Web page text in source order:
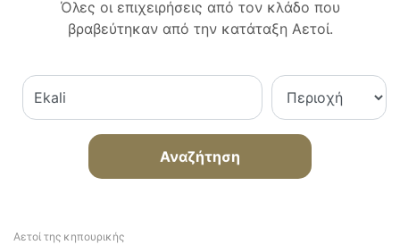
Όλες οι επιχειρήσεις από τον κλάδο που
βραβεύτηκαν από την κατάταξη Αετοί.
Αναζήτηση
Αετοί της κηπουρικής